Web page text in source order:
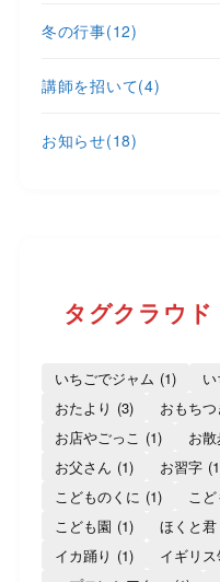
冬の行事(12)
講師を招いて(4)
お知らせ(18)
タグクラウド
いちごでジャム (1)
おたより (3) おもちつ
お店やごっこ (1) お
お父さん (1) お習字
こどものくに (1) こ
こども園 (1) ほくと君
イカ踊り (1) イギリ